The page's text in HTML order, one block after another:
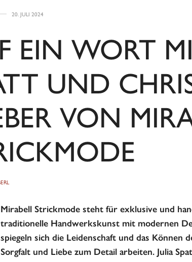
20. JULI 2024
EIN WORT
UND
VON
Mirabell Strickmode steht für exklusive und
traditionelle Handwerkskunst mit modernen
spiegeln sich die Leidenschaft und das
Sorgfalt und Liebe zum Detail arbeiten. Julia